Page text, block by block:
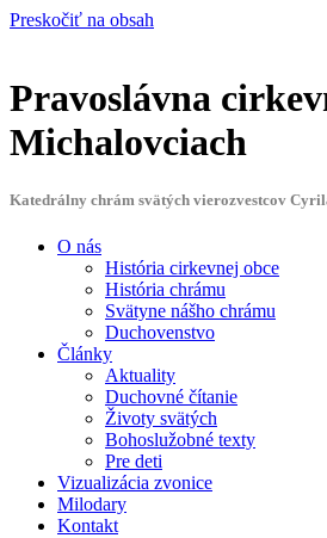
Preskočiť na obsah
Pravoslávna
Michalovciach
Katedrálny chrám svätých vierozvestcov
O nás
História cirkevnej obce
História chrámu
Svätyne nášho chrámu
Duchovenstvo
Články
Aktuality
Duchovné čítanie
Životy svätých
Bohoslužobné texty
Pre deti
Vizualizácia zvonice
Milodary
Kontakt